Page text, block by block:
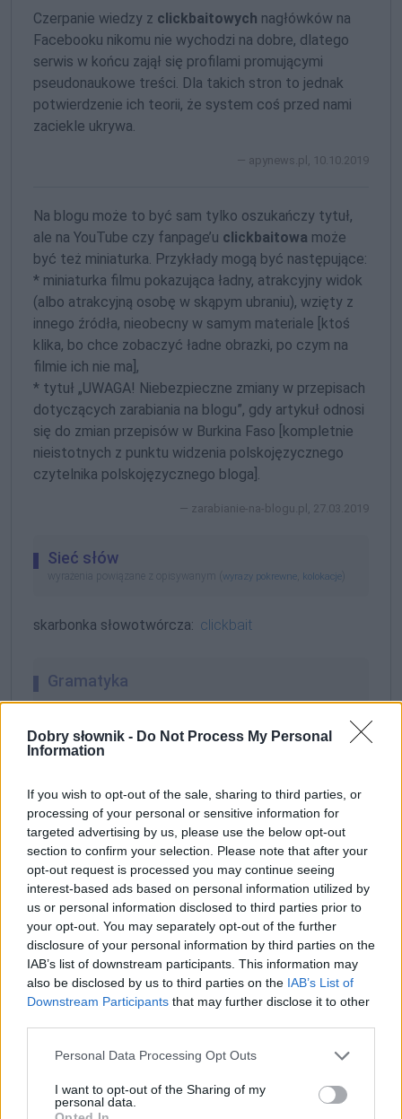
Dobry słownik - Do Not Process My Personal
Information
If you wish to opt-out of the sale, sharing to third parties, or
processing of your personal or sensitive information for
targeted advertising by us, please use the below opt-out
section to confirm your selection. Please note that after your
opt-out request is processed you may continue seeing
interest-based ads based on personal information utilized by
us or personal information disclosed to third parties prior to
your opt-out. You may separately opt-out of the further
disclosure of your personal information by third parties on the
IAB’s list of downstream participants. This information may
also be disclosed by us to third parties on the IAB’s List of
Downstream Participants that may further disclose it to other
Please note that this website/app uses one or more Google
not limited to your visit or usage behaviour. You may click to
grant or deny consent to Google and its third-party tags to
Personal Data Processing Opt Outs
I want to opt-out of the Sharing of my
personal data.
Czerpanie wiedzy z clickbaitowych nagłówków na
Facebooku nikomu nie wychodzi na dobre, dlatego
serwis w końcu zajął się profilami promującymi
pseudonaukowe treści. Dla takich stron to jednak
potwierdzenie ich teorii, że system coś przed nami
zaciekle ukrywa.
apynews.pl, 10.10.2019
Na blogu może to być sam tylko oszukańczy tytuł,
ale na YouTube czy fanpage’u clickbaitowa może
być też miniaturka. Przykłady mogą być następujące:
* miniaturka filmu pokazująca ładny, atrakcyjny widok
(albo atrakcyjną osobę w skąpym ubraniu), wzięty z
innego źródła, nieobecny w samym materiale [ktoś
klika, bo chce zobaczyć ładne obrazki, po czym na
filmie ich nie ma],
* tytuł „UWAGA! Niebezpieczne zmiany w przepisach
dotyczących zarabiania na blogu”, gdy artykuł odnosi
się do zmian przepisów w Burkina Faso [kompletnie
nieistotnych z punktu widzenia polskojęzycznego
czytelnika polskojęzycznego bloga].
zarabianie-na-blogu.pl, 27.03.2019
Sieć słów
wyrażenia powiązane z opisywanym ( wyrazy pokrewne kolokacje
skarbonka słowotwórcza: clickbait
Gramatyka
przymiotnik; stopniowalny opisowo(bardziej,
najbardziej)
formy alfabetycznie:
clickbaitowa; clickbaitową; clickbaitowe;
clickbaitowego; clickbaitowej; clickbaitowemu;
clickbaitowi; clickbaitowy; clickbaitowych;
clickbaitowym; clickbaitowymi
formy zaprzeczone:
nieclickbaitowa; nieclickbaitową; nieclickbaitowe;
nieclickbaitowego; nieclickbaitowej;
nieclickbaitowemu; nieclickbaitowi; nieclickbaitowy;
ZGŁOŚ POPRAWKĘ